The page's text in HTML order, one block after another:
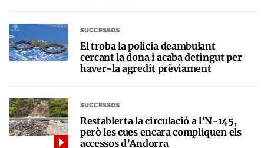
SUCCESSOS
El troba la policia deambulant
cercant la dona i acaba detingut per
haver-la agredit prèviament
SUCCESSOS
Restablerta la circulació a l’N-145,
però les cues encara compliquen els
accessos d’Andorra